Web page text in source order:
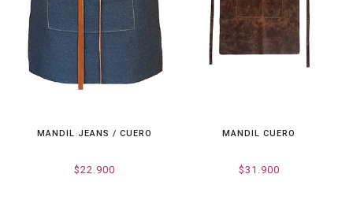
MANDIL JEANS / CUERO
$22.900
MANDIL CUERO
$31.900